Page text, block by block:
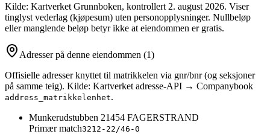
Kilde: Kartverket Grunnboken, kontrollert 2. august 2026. Viser
tinglyst vederlag (kjøpesum) uten personopplysninger. Nullbeløp
eller manglende beløp betyr ikke at eiendommen er gratis.
Adresser på denne eiendommen (1)
Offisielle adresser knyttet til matrikkelen via gnr/bnr (og seksjoner
på samme teig). Kilde: Kartverket adresse-API → Companybook
address_matrikkelenhet.
Munkerudstubben 21454 FAGERSTRAND
Primær match3212-22/46-0